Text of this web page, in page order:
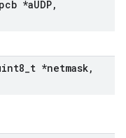
pcb *aUDP,
t *netmask,